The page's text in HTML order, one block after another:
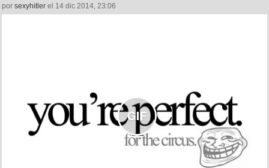
por sexyhitler el 14 dic 2014, 23:06